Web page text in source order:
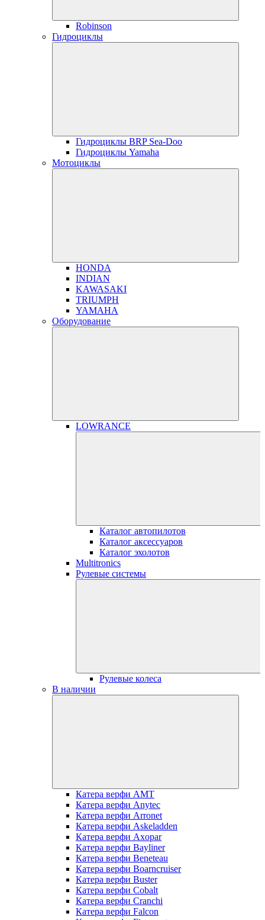
Robinson
Гидроциклы
Гидроциклы BRP Sea-Doo
Гидроциклы Yamaha
Мотоциклы
HONDA
INDIAN
KAWASAKI
TRIUMPH
YAMAHA
Оборудование
LOWRANCE
Каталог автопилотов
Каталог аксессуаров
Каталог эхолотов
Multitronics
Рулевые системы
Рулевые колеса
В наличии
Катера верфи AMT
Катера верфи Anytec
Катера верфи Arronet
Катера верфи Askeladden
Катера верфи Axopar
Катера верфи Bayliner
Катера верфи Beneteau
Катера верфи Boarncruiser
Катера верфи Buster
Катера верфи Cobalt
Катера верфи Cranchi
Катера верфи Falcon